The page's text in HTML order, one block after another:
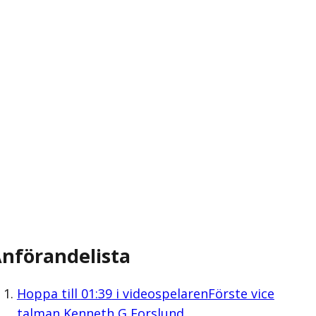
Hoppa till 01:39i videospelarenFörste vice